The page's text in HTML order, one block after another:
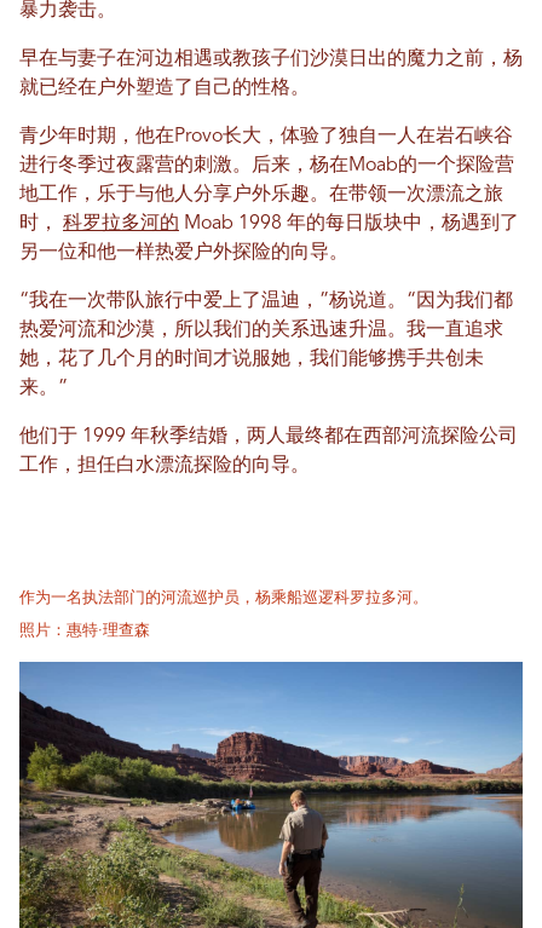
暴力袭击。
早在与妻子在河边相遇或教孩子们沙漠日出的魔力之前，杨
就已经在户外塑造了自己的性格。
青少年时期，他在Provo长大，体验了独自一人在岩石峡谷
进行冬季过夜露营的刺激。后来，杨在Moab的一个探险营
地工作，乐于与他人分享户外乐趣。在带领一次漂流之旅
时， 科罗拉多河的 Moab 1998 年的每日版块中，杨遇到了
另一位和他一样热爱户外探险的向导。
“我在一次带队旅行中爱上了温迪，”杨说道。“因为我们都
热爱河流和沙漠，所以我们的关系迅速升温。我一直追求
她，花了几个月的时间才说服她，我们能够携手共创未
来。”
他们于 1999 年秋季结婚，两人最终都在西部河流探险公司
工作，担任白水漂流探险的向导。
作为一名执法部门的河流巡护员，杨乘船巡逻科罗拉多河。
照片：惠特·理查森